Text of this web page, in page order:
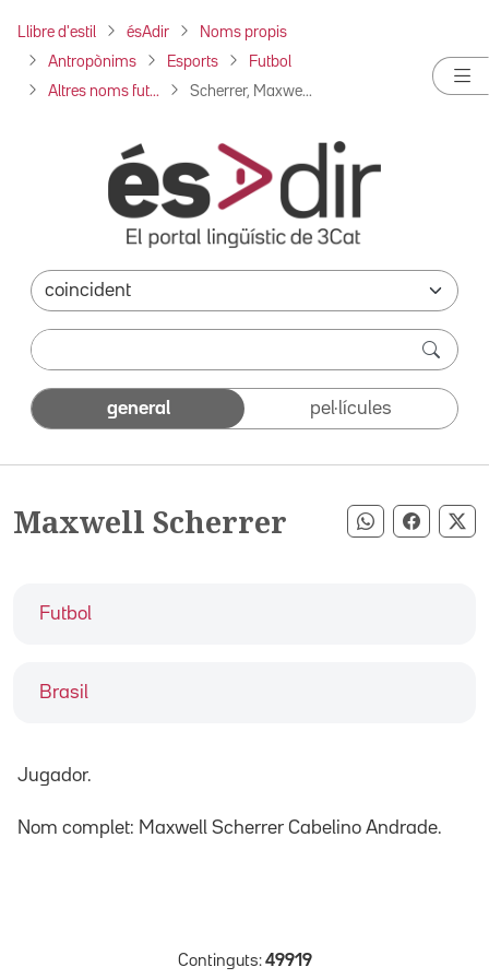
Llibre d'estil ésAdir Noms propis
Antropònims Esports Futbol
Altres noms fut... Scherrer, Maxwe...
general pel·lícules
Maxwell Scherrer Compartir
Futbol
Brasil
Jugador.
Nom complet: Maxwell Scherrer Cabelino Andrade.
Continguts: 49919